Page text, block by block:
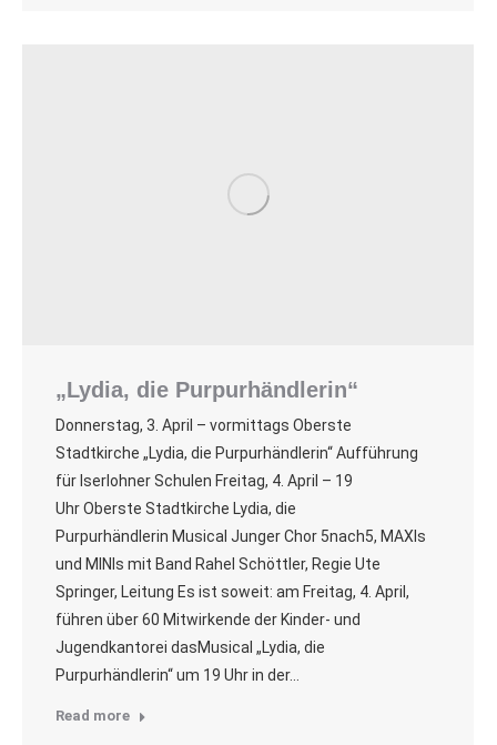
„Lydia, die Purpurhändlerin“
Donnerstag, 3. April – vormittags Oberste
Stadtkirche „Lydia, die Purpurhändlerin“ Aufführung
für Iserlohner Schulen Freitag, 4. April – 19
Uhr Oberste Stadtkirche Lydia, die
Purpurhändlerin Musical Junger Chor 5nach5, MAXIs
und MINIs mit Band Rahel Schöttler, Regie Ute
Springer, Leitung Es ist soweit: am Freitag, 4. April,
führen über 60 Mitwirkende der Kinder- und
Jugendkantorei dasMusical „Lydia, die
Purpurhändlerin“ um 19 Uhr in der…
Read more